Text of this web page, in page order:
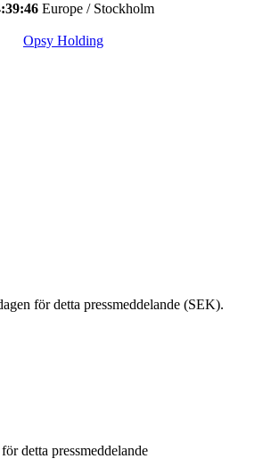
Europe / Stockholm
Opsy Holding
för detta pressmeddelande (SEK).
detta pressmeddelande